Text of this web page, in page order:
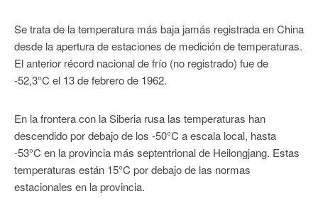
Se trata de la temperatura más baja jamás registrada en China
desde la apertura de estaciones de medición de temperaturas.
El anterior récord nacional de frío (no registrado) fue de
-52,3°C el 13 de febrero de 1962.
En la frontera con la Siberia rusa las temperaturas han
descendido por debajo de los -50°C a escala local, hasta
-53°C en la provincia más septentrional de Heilongjang. Estas
temperaturas están 15°C por debajo de las normas
estacionales en la provincia.